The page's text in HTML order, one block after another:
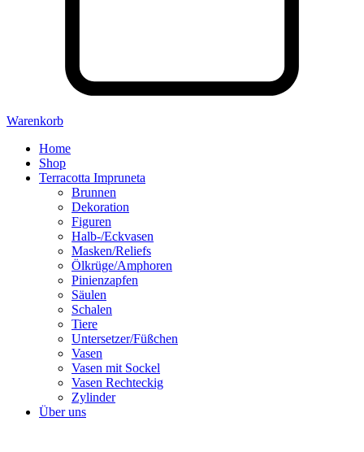
Warenkorb
Home
Shop
Terracotta Impruneta
Brunnen
Dekoration
Figuren
Halb-/Eckvasen
Masken/Reliefs
Ölkrüge/Amphoren
Pinienzapfen
Säulen
Schalen
Tiere
Untersetzer/Füßchen
Vasen
Vasen mit Sockel
Vasen Rechteckig
Zylinder
Über uns